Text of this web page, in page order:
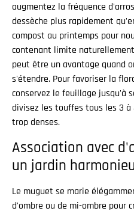
augmentez la fréquence
dessèche plus rapidement
compost au printemps pour
contenant limite
peut être un avantage quand
s'étendre. Pour favoriser la
conservez le feuillage jusqu'à
divisez les touffes tous les 3
trop denses.
Association avec
un jardin
Le muguet se marie
d'ombre ou de mi-ombre pour